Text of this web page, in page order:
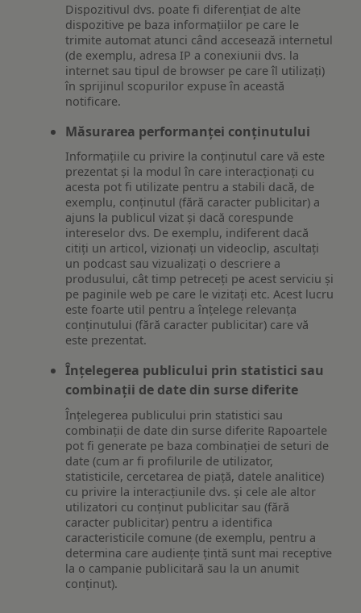
Dispozitivul dvs. poate fi diferențiat de alte
dispozitive pe baza informațiilor pe care le
trimite automat atunci când accesează internetul
(de exemplu, adresa IP a conexiunii dvs. la
internet sau tipul de browser pe care îl utilizați)
în sprijinul scopurilor expuse în această
notificare.
Măsurarea performanței conținutului
Informațiile cu privire la conținutul care vă este
prezentat și la modul în care interacționați cu
acesta pot fi utilizate pentru a stabili dacă, de
exemplu, conținutul (fără caracter publicitar) a
ajuns la publicul vizat și dacă corespunde
intereselor dvs. De exemplu, indiferent dacă
citiți un articol, vizionați un videoclip, ascultați
un podcast sau vizualizați o descriere a
produsului, cât timp petreceți pe acest serviciu și
pe paginile web pe care le vizitați etc. Acest lucru
este foarte util pentru a înțelege relevanța
conținutului (fără caracter publicitar) care vă
este prezentat.
Înțelegerea publicului prin statistici sau
combinații de date din surse diferite
Înțelegerea publicului prin statistici sau
combinații de date din surse diferite Rapoartele
pot fi generate pe baza combinației de seturi de
date (cum ar fi profilurile de utilizator,
statisticile, cercetarea de piață, datele analitice)
cu privire la interacțiunile dvs. și cele ale altor
utilizatori cu conținut publicitar sau (fără
caracter publicitar) pentru a identifica
caracteristicile comune (de exemplu, pentru a
determina care audiențe țintă sunt mai receptive
la o campanie publicitară sau la un anumit
conținut).